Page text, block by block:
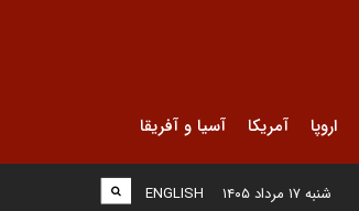
اروپا آمریکا آسیا و آفریقا
ENGLISH شنبه ۱۷ مرداد ۱۴۰۵